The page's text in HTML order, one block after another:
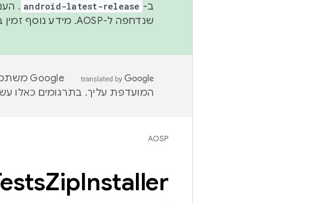
ב- android-latest-release
.
שנדחפה ל-AOSP. מידע נוסף זמין במאמר
המועדפת עליך. בתרגומים כאלו
AOSP
ZipInstaller